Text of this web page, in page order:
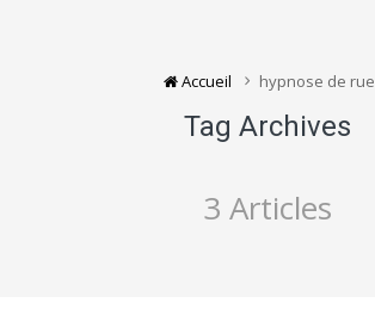
Accueil hypnose de rue
Tag Archives
3 Articles